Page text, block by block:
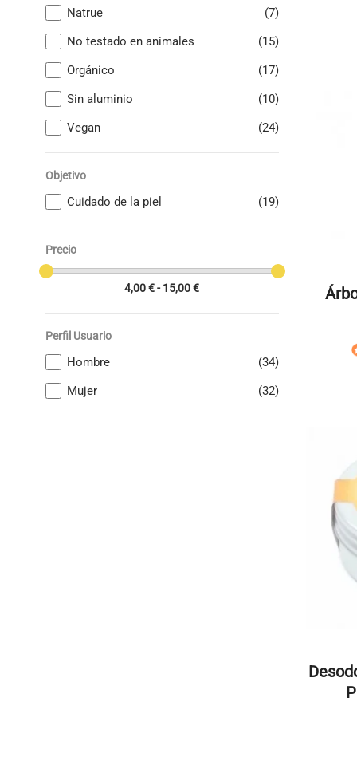
Natrue
(7)
No testado en animales
(15)
Orgánico
(17)
Sin aluminio
(10)
Vegan
(24)
Objetivo
Cuidado de la piel (19)
Precio
4,00 € - 15,00 €
Perfil Usuario
Hombre
(34)
Mujer
(32)